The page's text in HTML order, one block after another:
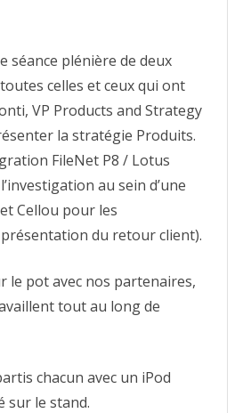
séance plénière de deux
celles et ceux qui ont
VP Products and Strategy
la stratégie Produits.
FileNet P8 / Lotus
au sein d’une
Cellou pour les
du retour client).
le pot avec nos partenaires,
tout au long de
chacun avec un iPod
sur le stand.